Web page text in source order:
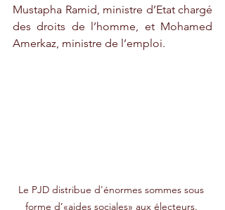
Mustapha Ramid, ministre d’Etat chargé
des droits de l’homme, et Mohamed
Amerkaz, ministre de l’emploi.
Le PJD distribue d'énormes sommes sous
forme d’«aides sociales» aux électeurs.